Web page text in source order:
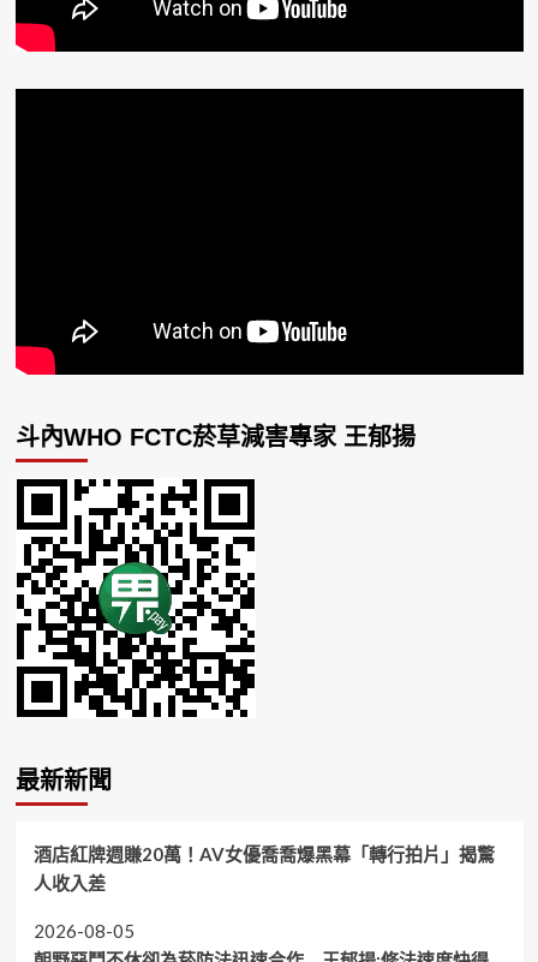
斗內WHO FCTC菸草減害專家 王郁揚
最新新聞
酒店紅牌週賺20萬！AV女優喬喬爆黑幕「轉行拍片」揭驚
人收入差
2026-08-05